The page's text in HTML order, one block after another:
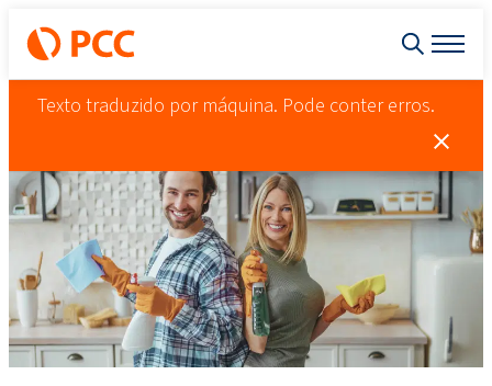
Texto traduzido por máquina. Pode conter erros.